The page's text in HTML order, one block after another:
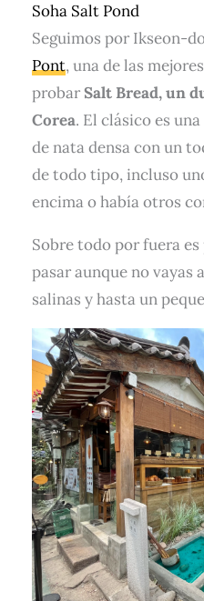
Soha Salt Pond
Seguimos por Ikseon-
Pont, una de las
probarSalt Bread, un
Corea. El clásico es
de nata densa con un
de todo tipo, incluso
encima o había otros
Sobre todo por fuera
pasar aunque no vayas
salinas y hasta un